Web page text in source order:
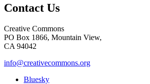
Contact Us
Creative Commons
PO Box 1866, Mountain View,
CA 94042
info@creativecommons.org
Bluesky